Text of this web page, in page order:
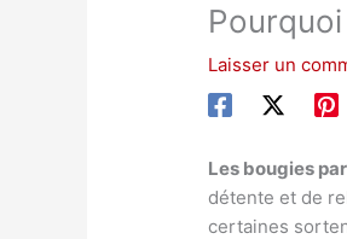
Laisser un
Les bougies
détente et de
certaines